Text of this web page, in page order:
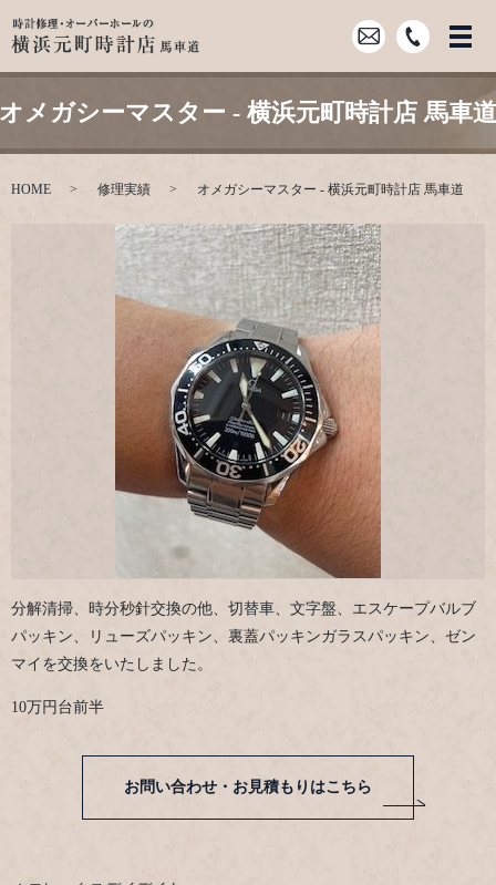
オメガシーマスター - 横浜元町時計店 馬車道
HOME 修理実績 オメガシーマスター - 横浜元町時計店 馬車道
分解清掃、時分秒針交換の他、切替車、文字盤、エスケープバルブ
パッキン、リューズパッキン、裏蓋パッキンガラスパッキン、ゼン
マイを交換をいたしました。
10万円台前半
お問い合わせ・お見積もりはこちら